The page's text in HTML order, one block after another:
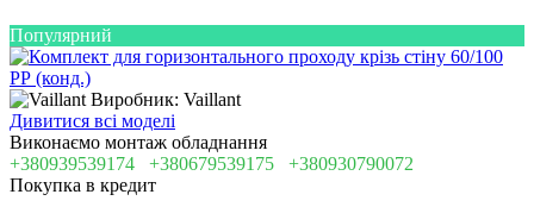
Популярний
Виробник: Vaillant
Дивитися всі моделі
Виконаємо монтаж обладнання
+380939539174 +380679539175 +380930790072
Покупка в кредит